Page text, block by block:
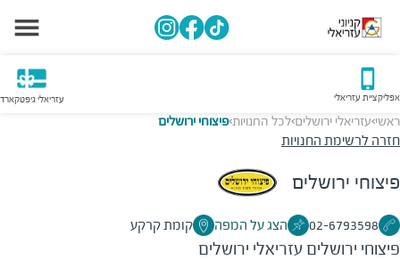
אפליקציית עזריאלי עזריאלי גיפטקארד
ראשי>עזריאלי ירושלים>לכל החנויות>פיצוחי ירושלים
חזרה לרשימת החנויות
פיצוחי ירושלים
02-6793598 הצג על המפה קומת קרקע
פיצוחי ירושלים עזריאלי ירושלים